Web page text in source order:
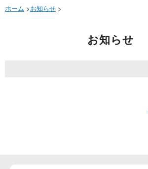
ホーム >お知らせ >
お知らせ